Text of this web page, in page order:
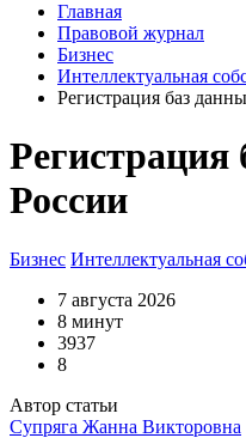
Главная
Правовой журнал
Бизнес
Интеллектуальная
Регистрация баз
Регистрация
России
Бизнес Интеллектуальная
7 августа 2026
8 минут
3937
8
Автор статьи
Супряга Жанна Викторовна